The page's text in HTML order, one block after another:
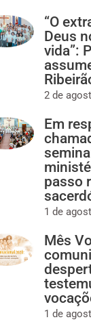
“O
Deus
vida”:
2 de
Em
passo
1 de
Mês
1 de